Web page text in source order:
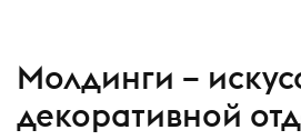
Молдинги –
декоративной